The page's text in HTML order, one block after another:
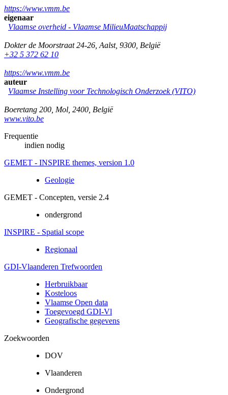
https://www.vmm.be
eigenaar
Vlaamse overheid - Vlaamse MilieuMaatschappij
Dokter de Moorstraat 24-26 Aalst, 9300 België
+32 5 372 62 10
https://www.vmm.be
auteur
Vlaamse Instelling voor Technologisch Onderzoek (VITO)
Boeretang 200 Mol 2400 België
www.vito.be
Frequentie
indien nodig
GEMET - INSPIRE themes, version 1.0
Geologie
GEMET - Concepten, versie 2.4
ondergrond
INSPIRE - Spatial scope
Regionaal
GDI-Vlaanderen Trefwoorden
Herbruikbaar
Kosteloos
Vlaamse Open data
Toegevoegd GDI-Vl
Geografische gegevens
Zoekwoorden
DOV
Vlaanderen
Ondergrond